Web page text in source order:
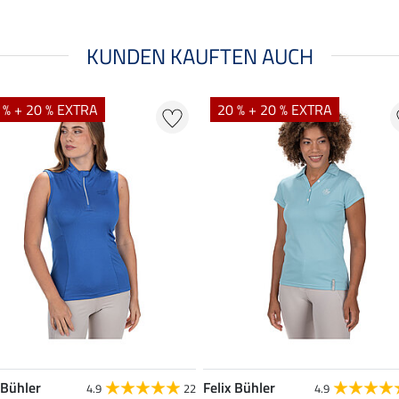
KUNDEN KAUFTEN AUCH
+ 20 % EXTRA
4.9 22
20 % + 20 % EXTRA
Felix Bühler 4.9